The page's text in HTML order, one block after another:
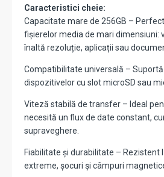
Caracteristici cheie:
Capacitate mare de 256GB –
fișierelor media de mari dimensiuni:
înaltă rezoluție, aplicații sau
Compatibilitate universală –
dispozitivelor cu slot microSD sau
Viteză stabilă de transfer – Ideal
necesită un flux de date constant,
supraveghere.
Fiabilitate și durabilitate – Rezistent
extreme, șocuri și câmpuri